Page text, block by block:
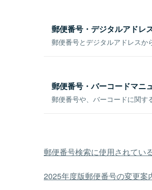
郵便番号・デジタルアドレ
郵便番号とデジタルアドレスか
郵便番号・バーコードマニ
郵便番号や、バーコードに関す
郵便番号検索に使用されてい
2025年度版郵便番号の変更案